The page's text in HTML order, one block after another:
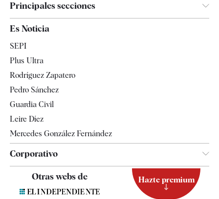
Principales secciones
España
Televisión
Es Noticia
SEPI
Plus Ultra
Rodríguez Zapatero
Pedro Sánchez
Guardia Civil
Leire Díez
Mercedes González Fernández
Corporativo
Contacto
Otras webs de Hazte premium